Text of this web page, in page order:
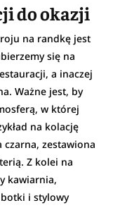
do okazji
na randkę jest
się na
a inaczej
Ważne jest, by
w której
na kolację
czarna, zestawiona
Z kolei na
kawiarnia,
i stylowy